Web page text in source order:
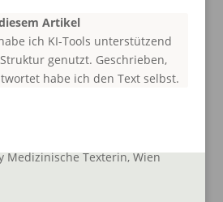
Artikel
ich KI-Tools unterstützend
genutzt. Geschrieben,
habe ich den Text selbst.